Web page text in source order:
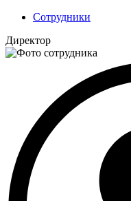
Сотрудники
Директор